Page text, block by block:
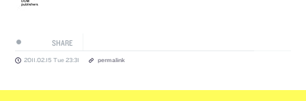
SHARE
2011.02.15 Tue 23:31 permalink